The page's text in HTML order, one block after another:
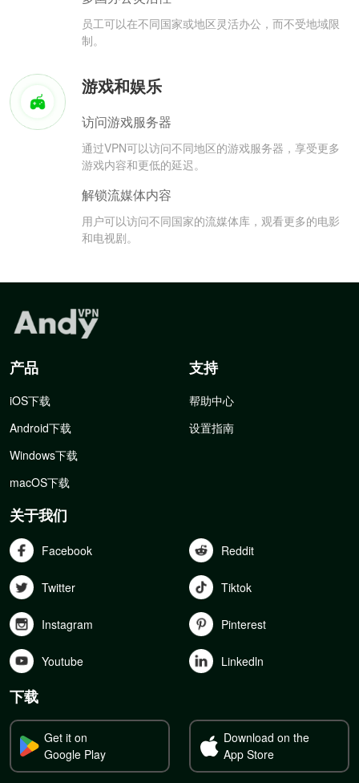
员工可以在不同国家或地区灵活办公，而不受地域限
制。
游戏和娱乐
访问游戏服务器
通过VPN可以访问不同地区的游戏服务器，享受更多
游戏内容和更低的延迟。
解锁流媒体内容
用户可以访问不同国家的流媒体库，观看更多的电影
和电视剧。
产品
iOS下载
Android下载
Windows下载
macOS下载
支持
帮助中心
设置指南
关于我们
Facebook Reddit
Twitter Tiktok
Instagram Pinterest
Youtube Linkedln
下载
Get it on
Google Play
Download on the
App Store